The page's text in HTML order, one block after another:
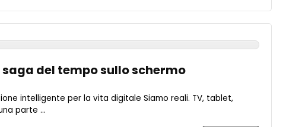
saga del tempo sullo schermo
intelligente per la vita digitale Siamo reali. TV, tablet,
parte ...